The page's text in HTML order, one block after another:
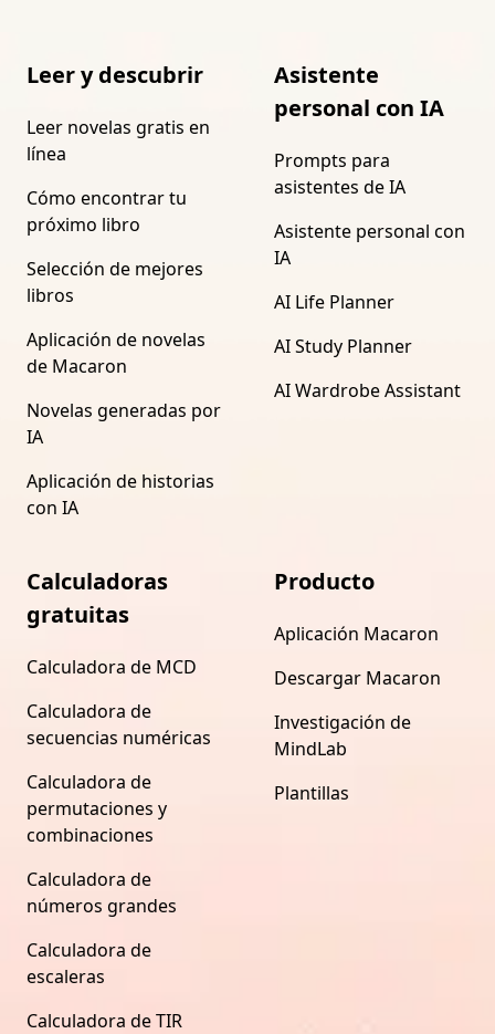
Leer y descubrir
Leer novelas gratis en
línea
Cómo encontrar tu
próximo libro
Selección de mejores
libros
Aplicación de novelas
de Macaron
Novelas generadas por
IA
Aplicación de historias
con IA
Asistente
personal con IA
Prompts para
asistentes de IA
Asistente personal con
IA
AI Life Planner
AI Study Planner
AI Wardrobe Assistant
Calculadoras
gratuitas
Calculadora de MCD
Calculadora de
secuencias numéricas
Calculadora de
permutaciones y
combinaciones
Calculadora de
números grandes
Calculadora de
escaleras
Calculadora de TIR
Producto
Aplicación Macaron
Descargar Macaron
Investigación de
MindLab
Plantillas